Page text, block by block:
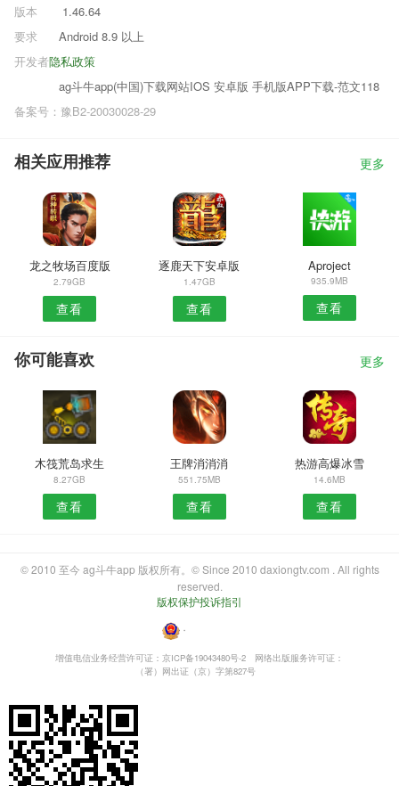
版本
1.46.64
要求
Android 8.9 以上
隐私政策
开发者
ag斗牛app(中国)下载网站IOS 安卓版 手机版APP下载-范文118
备案号：豫B2-20030028-29
相关应用推荐 更多
龙之牧场百度版
2.79GB
查看
逐鹿天下安卓版
1.47GB
查看
Aproject
935.9MB
查看
你可能喜欢 更多
木筏荒岛求生
8.27GB
查看
王牌消消消
551.75MB
查看
热游高爆冰雪
14.6MB
查看
© 2010 至今 ag斗牛app 版权所有。© Since 2010 daxiongtv.com . All rights
reserved.
版权保护投诉指引
・
增值电信业务经营许可证：京ICP备19043480号-2
网络出版服务许可证：
（署）网出证（京）字第827号